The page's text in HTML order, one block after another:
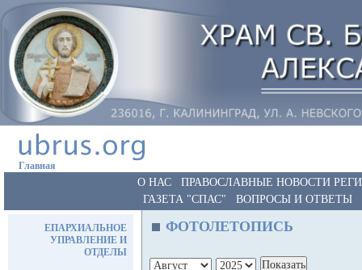
Главная
О НАС
ПРАВОСЛАВНЫЕ НОВОСТИ
ГАЗЕТА "СПАС"
ВОПРОСЫ И ОТВЕТЫ
ЕПАРХИАЛЬНОЕ
УПРАВЛЕНИЕ И
ОТДЕЛЫ
ФОТОЛЕТОПИСЬ